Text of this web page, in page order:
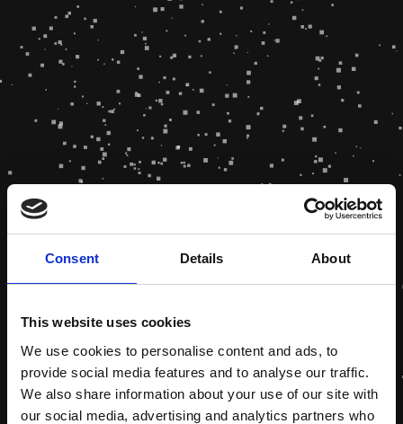
Consent Details About
This website uses cookies
We use cookies to personalise content and ads, to
provide social media features and to analyse our traffic.
We also share information about your use of our site with
our social media, advertising and analytics partners who